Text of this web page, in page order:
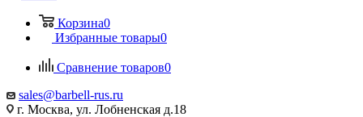
Корзина0
Избранные товары0
Сравнение товаров0
sales@barbell-rus.ru
г. Москва, ул. Лобненская д.18